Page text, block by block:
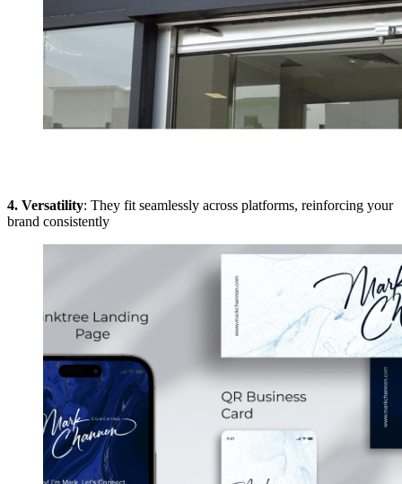
4. Versatility: They fit seamlessly across platforms, reinforcing your
brand consistently